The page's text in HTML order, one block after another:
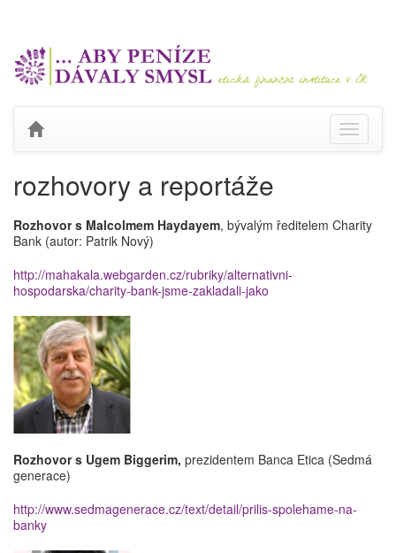
Toggle
rozhovory a reportáže
Rozhovor s Malcolmem Haydayem, bývalým ředitelem Charity
Bank (autor: Patrik Nový)
http://mahakala.webgarden.cz/rubriky/alternativni-
hospodarska/charity-bank-jsme-zakladali-jako
Rozhovor s Ugem Biggerim, prezidentem Banca Etica (Sedmá
generace)
http://www.sedmagenerace.cz/text/detail/prilis-spolehame-na-
banky